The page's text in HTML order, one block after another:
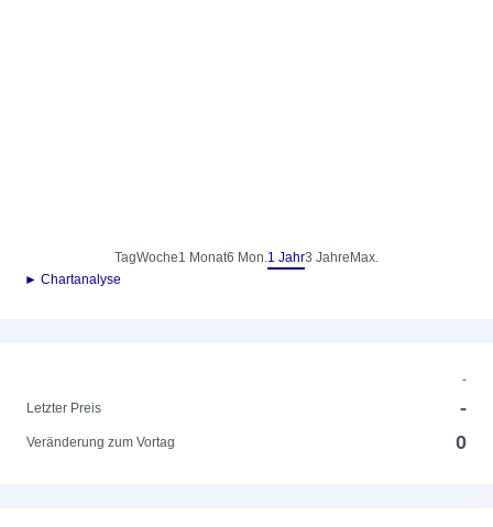
TagWoche1 Monat6 Mon.1 Jahr3 Jahre Max.
► Chartanalyse
-
Letzter Preis
-
Veränderung zum Vortag 0